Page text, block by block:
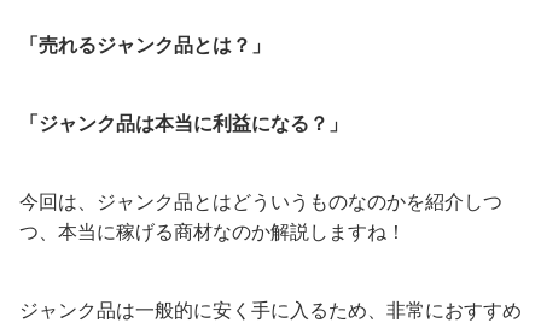
「売れるジャンク品とは？」
「ジャンク品は本当に利益になる？」
今回は、ジャンク品とはどういうものなのかを紹介しつ
つ、本当に稼げる商材なのか解説しますね！
ジャンク品は一般的に安く手に入るため、非常におすすめ